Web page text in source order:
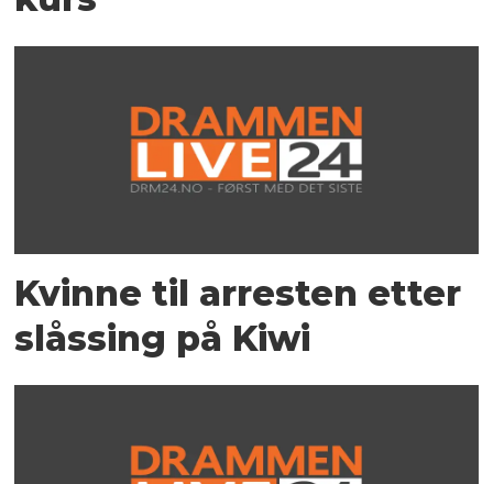
Kvinne til arresten etter
slåssing på Kiwi